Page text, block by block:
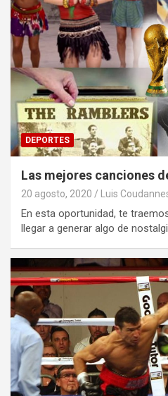
DEPORTES
Las mejores canciones
20 agosto, 2020 Luis
En esta oportunidad, te
llegar a generar algo de